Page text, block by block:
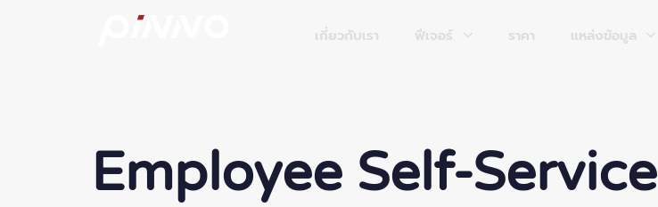
เกี่ยวกับเรา ฟีเจอร์ ราคา แหล่งข้อมูล
Employee Self-Service